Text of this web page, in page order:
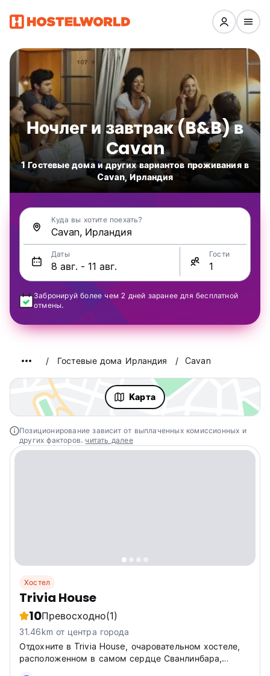
Ночлег и завтрак (B&B) в
Cavan
1 Гостевые дома и других вариантов проживания в
Cavan, Ирландия
Куда вы хотите поехать?
Даты Гости
Забронируй более чем 2 дней заранее для бесплатной
отмены.
Гостевые дома Ирландия Cavan
Kарта
Позиционирование зависит от выплаченных комиссионных и
других факторов. читать далее
Хостел
Trivia House
10Превосходно(1)
31.46km от центра города
Отдохните в Trivia House, очаровательном хостеле,
расположенном в самом сердце Сванлинбара,